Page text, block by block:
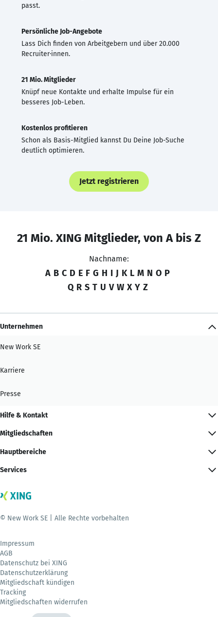
passt.
Persönliche Job-Angebote
Lass Dich finden von Arbeitgebern und über 20.000
Recruiter·innen.
21 Mio. Mitglieder
Knüpf neue Kontakte und erhalte Impulse für ein
besseres Job-Leben.
Kostenlos profitieren
Schon als Basis-Mitglied kannst Du Deine Job-Suche
deutlich optimieren.
Jetzt registrieren
21 Mio. XING Mitglieder, von A bis Z
Nachname:
A B C D E F G H I J K L M N O P
Q R S T U V W X Y Z
Unternehmen
New Work SE
Karriere
Presse
Hilfe & Kontakt
Mitgliedschaften
Hauptbereiche
Services
© New Work SE | Alle Rechte vorbehalten
Impressum
AGB
Datenschutz bei XING
Datenschutzerklärung
Mitgliedschaft kündigen
Tracking
Mitgliedschaften widerrufen